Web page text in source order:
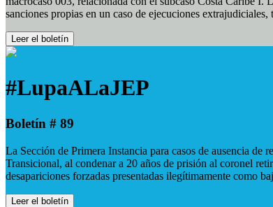
sanciones propias en un caso de ejecuciones
Leer el boletín
#LupaALaJEP
Boletín # 89
La Sección de Primera Instancia para casos de ausencia
Transicional, al condenar a 20 años de prisión al coronel
desapariciones forzadas presentadas ilegítimamente como
Leer el boletín